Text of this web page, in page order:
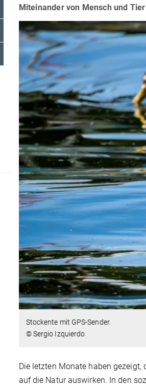
Miteinander von Mensch und
Stockente mit GPS-Sender.
© Sergio Izquierdo
Die letzten Monate haben
auf die Natur auswirken. In den